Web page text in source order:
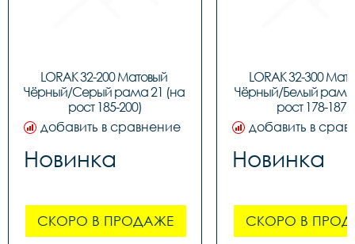
LORAK 32-200 Матовый
Чёрный/Серый рама 21 (на
рост 185-200)
добавить в сравнение
Новинка
СКОРО В ПРОДАЖЕ
LORAK 32-300
Чёрный/Белый рама
рост 178-187)
добавить в
Новинка
СКОРО В